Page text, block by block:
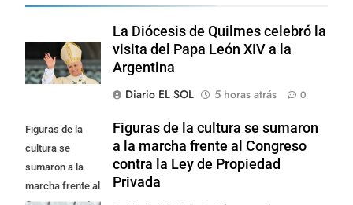
La Diócesis de Quilmes celebró la
visita del Papa León XIV a la
Argentina
Diario EL SOL
5 horas atrás 0
Figuras de la
cultura se
sumaron a la
marcha frente al
Figuras de la cultura se sumaron
a la marcha frente al Congreso
contra la Ley de Propiedad
Privada